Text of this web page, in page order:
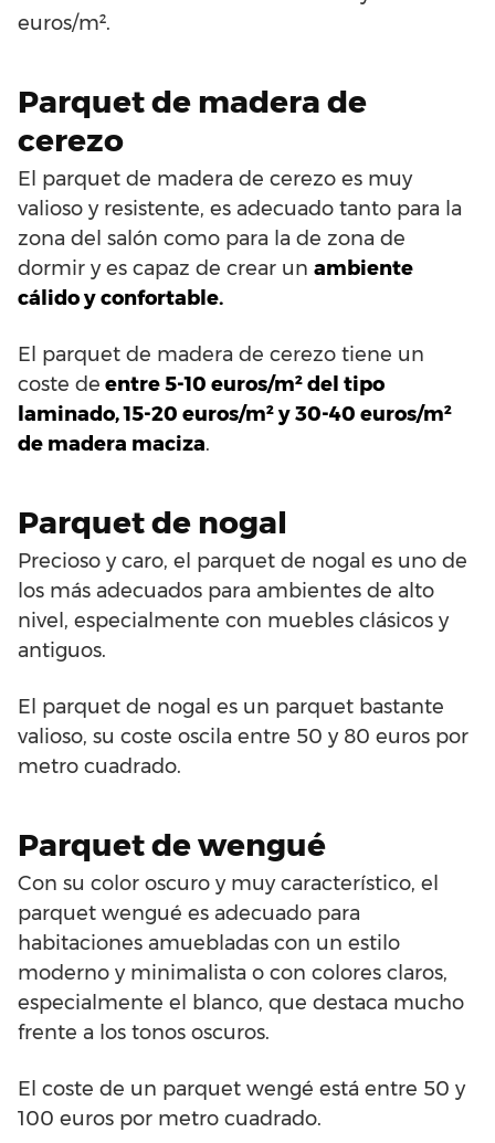
euros/m².
Parquet de madera de
cerezo
El parquet de madera de cerezo es muy
valioso y resistente, es adecuado tanto para la
zona del salón como para la de zona de
dormir y es capaz de crear un ambiente
cálido y confortable.
El parquet de madera de cerezo tiene un
coste de entre 5-10 euros/m² del tipo
laminado, 15-20 euros/m² y 30-40 euros/m²
de madera maciza.
Parquet de nogal
Precioso y caro, el parquet de nogal es uno de
los más adecuados para ambientes de alto
nivel, especialmente con muebles clásicos y
antiguos.
El parquet de nogal es un parquet bastante
valioso, su coste oscila entre 50 y 80 euros por
metro cuadrado.
Parquet de wengué
Con su color oscuro y muy característico, el
parquet wengué es adecuado para
habitaciones amuebladas con un estilo
moderno y minimalista o con colores claros,
especialmente el blanco, que destaca mucho
frente a los tonos oscuros.
El coste de un parquet wengé está entre 50 y
100 euros por metro cuadrado.